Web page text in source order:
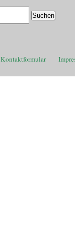
Kontaktformular